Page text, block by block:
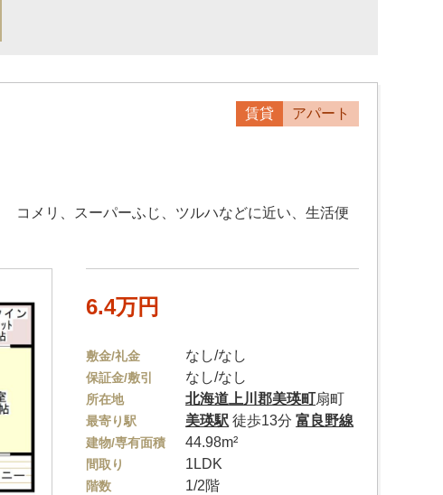
賃貸 アパート
メリ、スーパーふじ、ツルハなどに近い、生活便
6.4万円
敷金/礼金 なし/なし
保証金/敷引 なし/なし
所在地 北海道 上川郡美瑛町扇町
最寄り駅 美瑛駅 徒歩13分富良野線
建物/専有面積 44.98m²
間取り 1LDK
階数 1/2階